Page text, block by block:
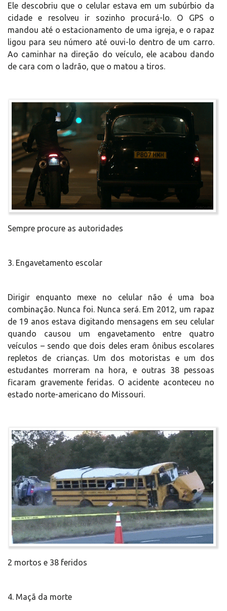
Ele descobriu que o celular estava em um subúrbio da
cidade e resolveu ir sozinho procurá-lo. O GPS o
mandou até o estacionamento de uma igreja, e o rapaz
ligou para seu número até ouvi-lo dentro de um carro.
Ao caminhar na direção do veículo, ele acabou dando
de cara com o ladrão, que o matou a tiros.
Sempre procure as autoridades
3. Engavetamento escolar
Dirigir enquanto mexe no celular não é uma boa
combinação. Nunca foi. Nunca será. Em 2012, um rapaz
de 19 anos estava digitando mensagens em seu celular
quando causou um engavetamento entre quatro
veículos – sendo que dois deles eram ônibus escolares
repletos de crianças. Um dos motoristas e um dos
estudantes morreram na hora, e outras 38 pessoas
ficaram gravemente feridas. O acidente aconteceu no
estado norte-americano do Missouri.
2 mortos e 38 feridos
4. Maçã da morte